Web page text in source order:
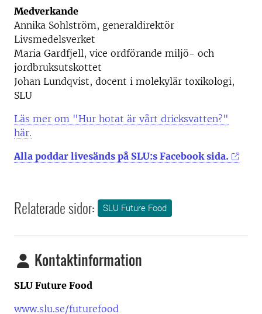
Medverkande
Annika Sohlström, generaldirektör
Livsmedelsverket
Maria Gardfjell, vice ordförande miljö- och
jordbruksutskottet
Johan Lundqvist, docent i molekylär toxikologi,
SLU
Läs mer om "Hur hotat är vårt dricksvatten?"
här.
Alla poddar livesänds på SLU:s Facebook sida.
Relaterade sidor: SLU Future Food
Kontaktinformation
SLU Future Food
www.slu.se/futurefood